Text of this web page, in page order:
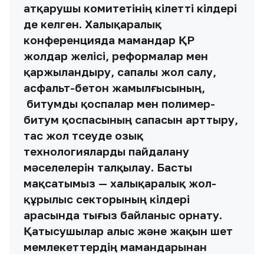
атқарушы комитетінің өкілетті өкілдері
де келген. Халықаралық
конференцияда мамандар ҚР
жолдар желісі, реформалар мен
қаржыландыру, сапалы жол салу,
асфальт-бетон жамылғысының,
битумды қоспалар мен полимер-
битум қоспасының сапасын арттыру,
тас жол төсеуде озық
технологияларды пайдалану
мәселелерін талқылау. Басты
мақсатымыз — халықаралық жол-
құрылыс секторының өкілдері
арасында тығыз байланыс орнату.
Қатысушылар алыс және жақын шет
мемлекеттердің мамандарынан